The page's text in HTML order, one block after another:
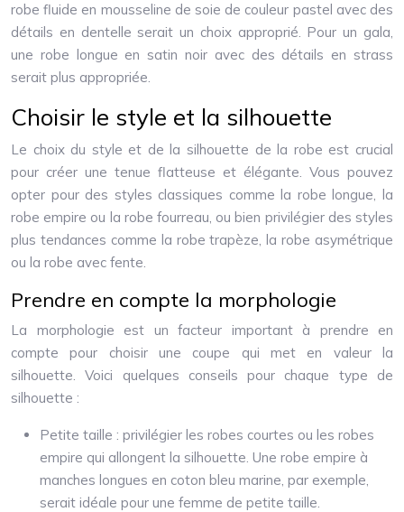
robe fluide en mousseline de soie de couleur pastel avec des
détails en dentelle serait un choix approprié. Pour un gala,
une robe longue en satin noir avec des détails en strass
serait plus appropriée.
Choisir le style et la silhouette
Le choix du style et de la silhouette de la robe est crucial
pour créer une tenue flatteuse et élégante. Vous pouvez
opter pour des styles classiques comme la robe longue, la
robe empire ou la robe fourreau, ou bien privilégier des styles
plus tendances comme la robe trapèze, la robe asymétrique
ou la robe avec fente.
Prendre en compte la morphologie
La morphologie est un facteur important à prendre en
compte pour choisir une coupe qui met en valeur la
silhouette. Voici quelques conseils pour chaque type de
silhouette :
Petite taille : privilégier les robes courtes ou les robes
empire qui allongent la silhouette. Une robe empire à
manches longues en coton bleu marine, par exemple,
serait idéale pour une femme de petite taille.